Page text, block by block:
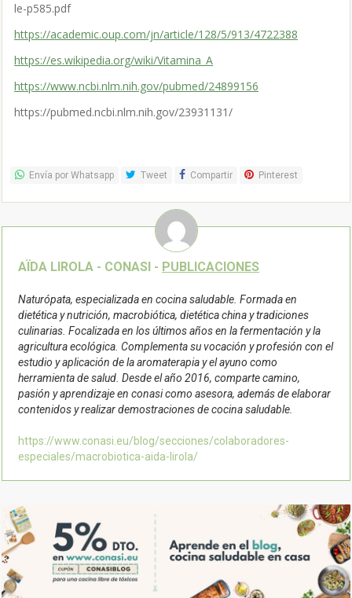
le-p585.pdf
https://academic.oup.com/jn/article/128/5/913/4722388
https://es.wikipedia.org/wiki/Vitamina_A
https://www.ncbi.nlm.nih.gov/pubmed/24899156
https://pubmed.ncbi.nlm.nih.gov/23931131/
Envía por Whatsapp Tweet Compartir Pinterest
AÏDA LIROLA - CONASI - PUBLICACIONES
Naturópata, especializada en cocina saludable. Formada en
dietética y nutrición, macrobiótica, dietética china y tradiciones
culinarias. Focalizada en los últimos años en la fermentación y la
agricultura ecológica. Complementa su vocación y profesión con el
estudio y aplicación de la aromaterapia y el ayuno como
herramienta de salud. Desde el año 2016, comparte camino,
pasión y aprendizaje en conasi como asesora, además de elaborar
contenidos y realizar demostraciones de cocina saludable.
https://www.conasi.eu/blog/secciones/colaboradores-
especiales/macrobiotica-aida-lirola/